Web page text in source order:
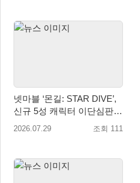
넷마블 ‘몬길: STAR DIVE’,
신규 5성 캐릭터 이단심판관
‘메이벨’ 등장
2026.07.29 조회 111